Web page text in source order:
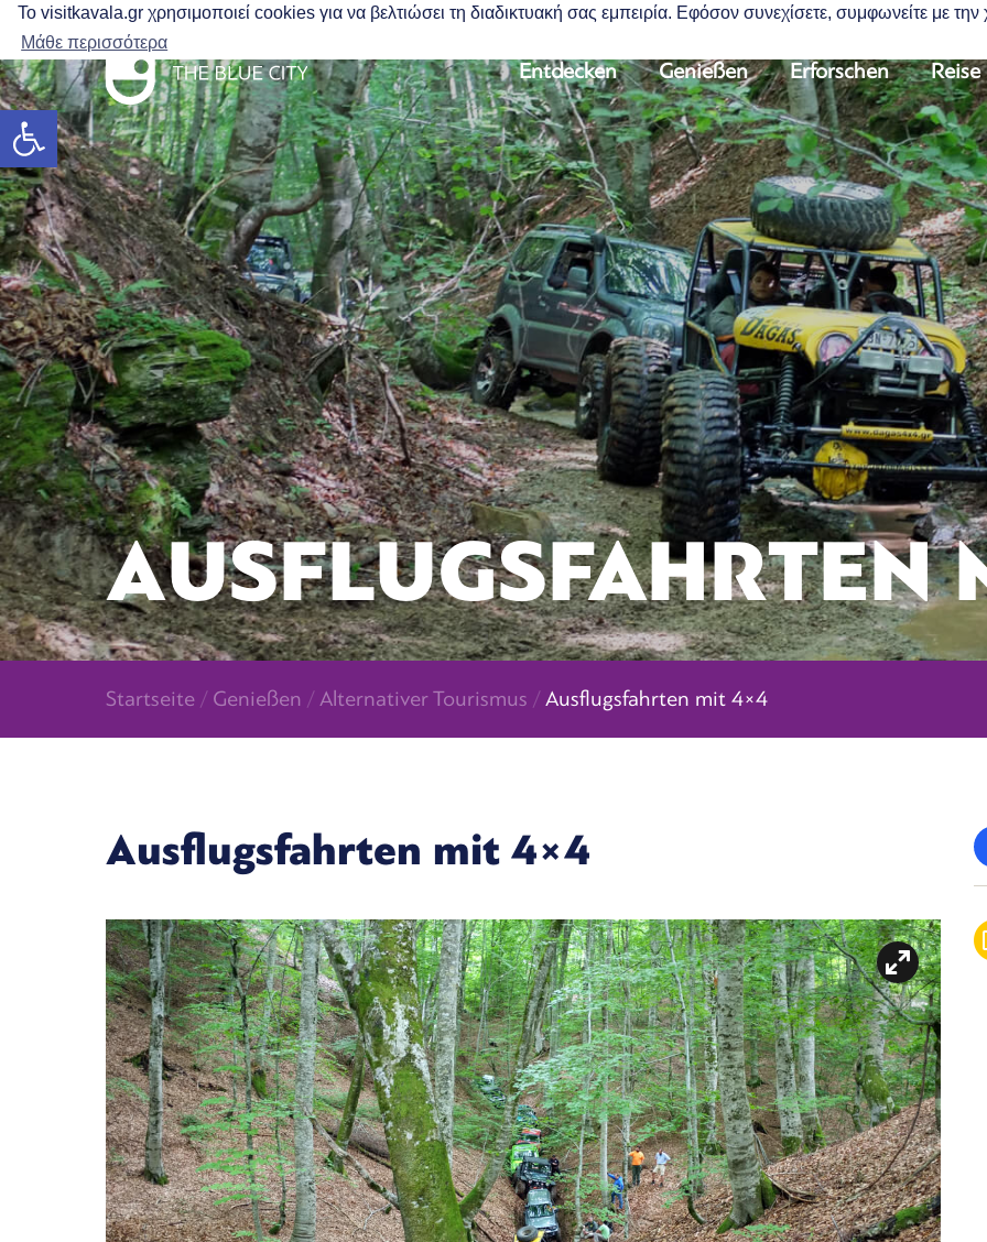
Werkzeugleiste öffnen
Το visitkavala.gr χρησιμοποιεί cookies για να βελτιώσει τη διαδικτυακή σας εμπειρία. Εφόσον συνεχίσετε, συμφωνείτε με
Μάθε περισσότερα
Entdecken Genießen Erforschen
AUSFLUGSFAHRTEN
Startseite / Genießen / Alternativer Tourismus / Ausflugsfahrten mit 4×4
Ausflugsfahrten mit 4×4